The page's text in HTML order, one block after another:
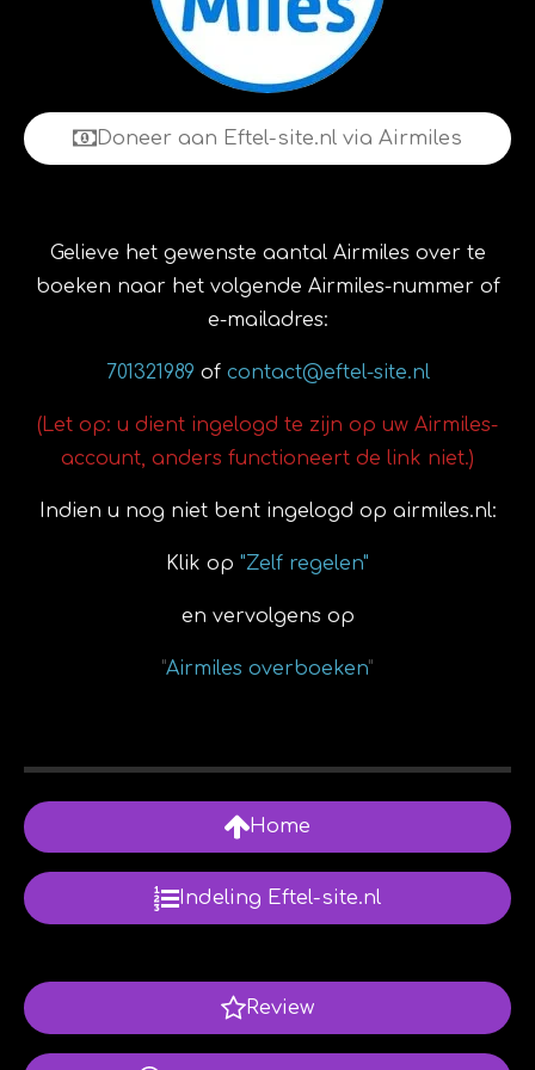
Doneer aan Eftel-site.nl via Airmiles
Gelieve het gewenste aantal Airmiles over te
boeken naar het volgende Airmiles-nummer of
e-mailadres:
701321989 ofcontact@eftel-site.nl
(Let op: u dient ingelogd te zijn op uw Airmiles-
account, anders functioneert de link niet.)
Indien u nog niet bent ingelogd op airmiles.nl:
Klik op "Zelf regelen"
en vervolgens op
"Airmiles overboeken"
Home
Indeling Eftel-site.nl
Review